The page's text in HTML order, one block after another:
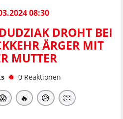
08:30
DROHT BEI
ÄRGER MIT
MUTTER
0 Reaktionen
🔥 😥 👏